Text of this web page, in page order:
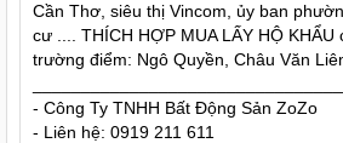
Cần Thơ, siêu thị Vincom, ủy ban
cư .... THÍCH HỢP MUA LẤY HỘ KHẨU
trường điểm: Ngô Quyền, Châu Văn
- Công Ty TNHH Bất Động Sản ZoZo
- Liên hệ: 0919 211 611